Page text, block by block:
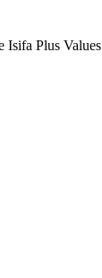
Isifa Plus Values